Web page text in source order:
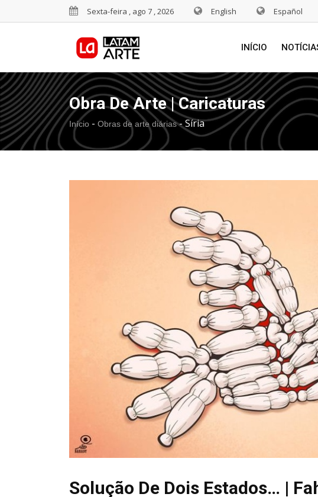
Sexta-feira , ago 7 , 2026 English Español
INÍCIO
Obra De Arte | Caricaturas
Início - Obras de arte diárias-Sí­ria
Solução De Dois Estados… |